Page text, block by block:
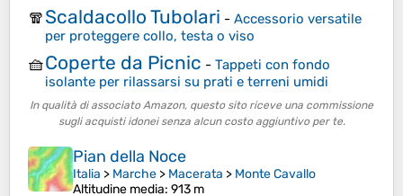
🧣Scaldacollo Tubolari - Accessorio versatile
per proteggere collo, testa o viso
🧺Coperte da Picnic - Tappeti con fondo
isolante per rilassarsi su prati e terreni umidi
In qualità di associato Amazon, questo sito riceve una commissione
sugli acquisti idonei senza alcun costo aggiuntivo per te.
Pian della Noce
Italia > Marche > Macerata > Monte Cavallo
Altitudine media: 913 m